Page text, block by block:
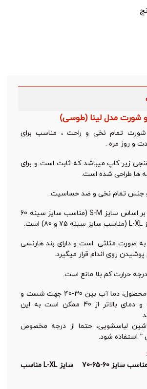
شورت مدل لینا (طوسی)
تمام نخی و راحت ، مناسب برای
و روز مره .
زیر کاپ میباشد که ثابت است و برای
ها طراحی شده است.
و جنس تمام نخی و ضد حساسیت.
سایز این محصول بر اساس سایز S-M (مناسب سایز سینه 60
صورت مثلثی است و دارای بند هارنسی
روی اندام قرار میگیرد.
حرارت کم بلا مانع است.
برای شست و شو محصول، دما آب بین 30-40 جهت شست و
شو مناسب است و دمای بالاتر از 40 ممکن است به این
لباسشویی، حتما از درجه مخصوص
استفاده شود.
سایز : سایز S-M مناسب سایز 60-65-70 سایز L-XL مناسب